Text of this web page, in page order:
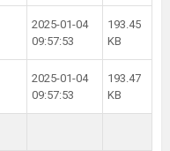
2025-01-04
09:57:53
193.45
KB
2025-01-04
09:57:53
193.47
KB